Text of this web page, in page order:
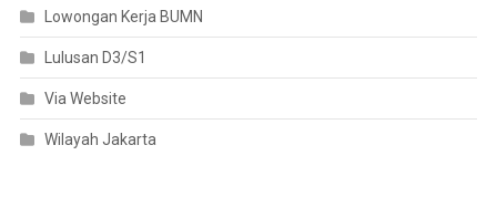
Lowongan Kerja BUMN
Lulusan D3/S1
Via Website
Wilayah Jakarta